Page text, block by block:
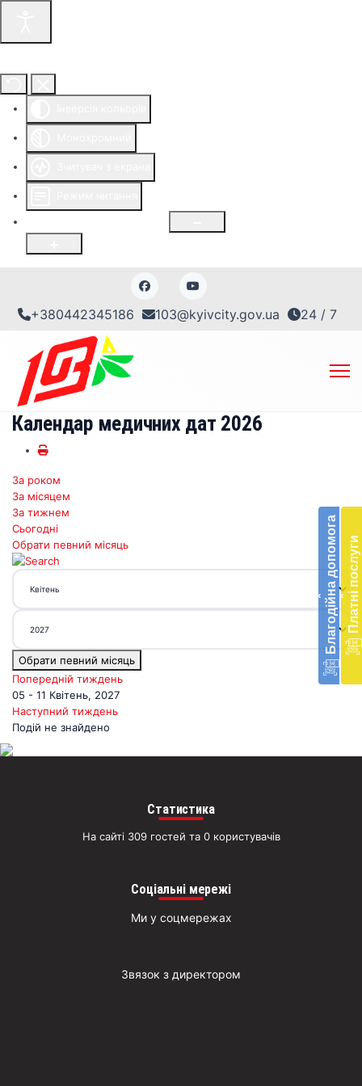
+380442345186 103@kyivcity.gov.ua 24 / 7
‹ Благодійна допомогав
‹ Платні послуги
Календар медичних дат 2026
За роком
За місяцем
За тижнем
Сьогодні
Обрати певний місяць
Обрати певний місяць
Попередній тиждень
05 - 11 Квітень, 2027
Наступний тиждень
Подій не знайдено
Статистика
На сайті 309 гостей та 0 користувачів
Соціальні мережі
Ми у соцмережах
Звязок з директором